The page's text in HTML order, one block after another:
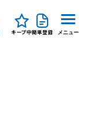
キープ中簡単登録 メニュー